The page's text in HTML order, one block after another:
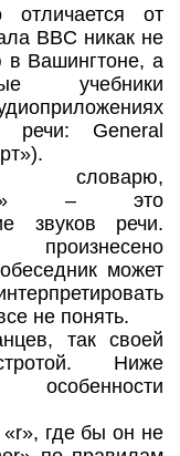
от
BBC никак не
в Вашингтоне, а
учебники
речи: General
словарю,
– это
звуков речи.
произнесено
может
не понять.
так своей
Ниже
где бы он не